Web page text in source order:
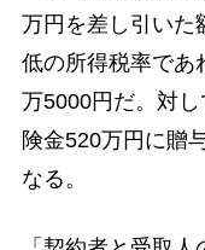
万円を差し引いた
低の所得税率であ
万5000円だ。対
険金520万円に贈
なる。